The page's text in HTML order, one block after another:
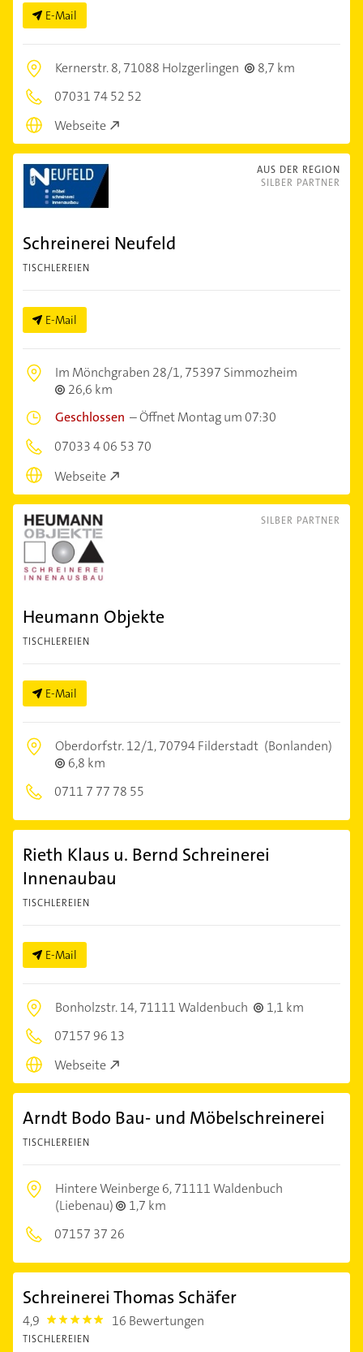
E-Mail
Kernerstr. 8,71088 Holzgerlingen
8,7 km
07031 74 52 52
Webseite
AUS DER REGION
SILBER PARTNER
Schreinerei Neufeld
TISCHLEREIEN
E-Mail
Im Mönchgraben 28/1,75397 Simmozheim
26,6 km
Geschlossen –Öffnet Montag um 07:30
07033 4 06 53 70
Webseite
SILBER PARTNER
Heumann Objekte
TISCHLEREIEN
E-Mail
Oberdorfstr. 12/1,70794 Filderstadt (Bonlanden)
6,8 km
0711 7 77 78 55
Rieth Klaus u. Bernd Schreinerei
Innenaubau
TISCHLEREIEN
E-Mail
Bonholzstr. 14,71111 Waldenbuch
1,1 km
07157 96 13
Webseite
Arndt Bodo Bau- und Möbelschreinerei
TISCHLEREIEN
Hintere Weinberge 6,71111 Waldenbuch
(Liebenau)
1,7 km
07157 37 26
Schreinerei Thomas Schäfer
4,9 4.9 16 Bewertungen
TISCHLEREIEN